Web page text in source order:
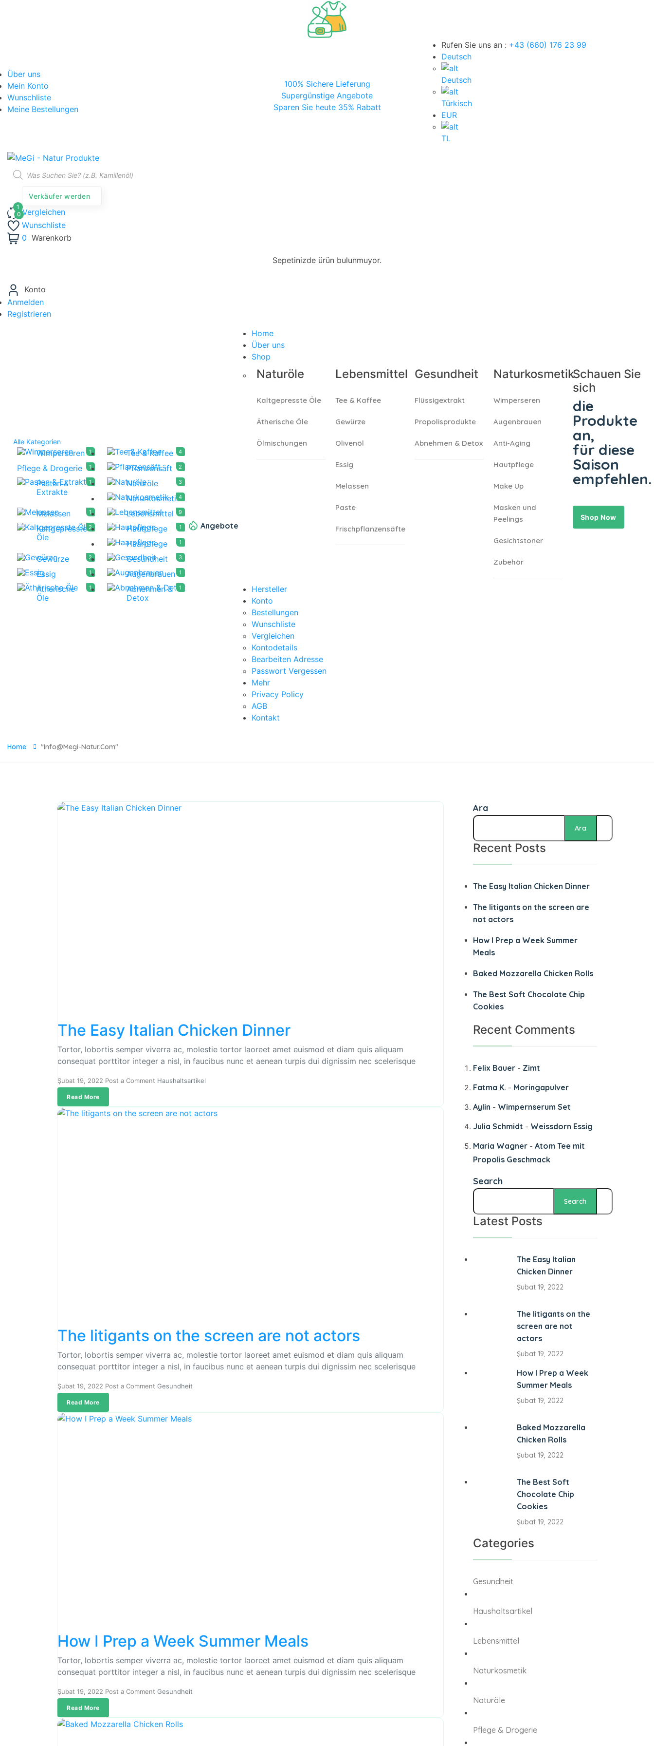
Über uns
Mein Konto
Wunschliste
Meine Bestellungen
100% Sichere Lieferung
Supergünstige Angebote
Sparen Sie heute 35% Rabatt
Rufen Sie uns an : +43 (660) 176 23 99
Deutsch
Deutsch
Türkisch
EUR
TL
Verkäufer werden
Vergleichen
Wunschliste
0 Warenkorb
Sepetinizde ürün bulunmuyor.
Konto
Anmelden
Registrieren
Alle Kategorien
Wimperseren 1 Tee & Kaffee 4
Pflege & Drogerie 1 Pflanzensäft 2
Pasten &
Extrakte
1 Naturöle 3
Naturkosmetik4
Melassen 1 Lebensmittel 9
Kaltgepresste
Öle
2 Hautpflege 1
Haarpflege 1
Gewürze 2 Gesundheit 3
Essig 1 Augenbrauen 1
Ätherische
Öle
1
Abnehmen &
Detox
1
Angebote
Home
Über uns
Shop
Naturöle
Kaltgepresste Öle
Ätherische Öle
Ölmischungen
Lebensmittel
Tee & Kaffee
Gewürze
Olivenöl
Essig
Melassen
Paste
Frischpflanzensäfte
Gesundheit
Flüssigextrakt
Propolisprodukte
Abnehmen & Detox
Naturkosmetik
Wimperseren
Augenbrauen
Anti-Aging
Hautpflege
Make Up
Masken und
Peelings
Gesichtstoner
Zubehör
Schauen Sie
sich
die
Produkte
an,
für diese
Saison
empfehlen.
Shop Now
Hersteller
Konto
Bestellungen
Wunschliste
Vergleichen
Kontodetails
Bearbeiten Adresse
Passwort Vergessen
Mehr
Privacy Policy
AGB
Kontakt
Home "info@megi-Natur.com"
The Easy Italian Chicken Dinner
Tortor, lobortis semper viverra ac, molestie tortor laoreet amet euismod et diam quis aliquam
consequat porttitor integer a nisl, in faucibus nunc et aenean turpis dui dignissim nec scelerisque
Şubat 19, 2022 Post a Comment Haushaltsartikel
Read More
The litigants on the screen are not actors
Tortor, lobortis semper viverra ac, molestie tortor laoreet amet euismod et diam quis aliquam
consequat porttitor integer a nisl, in faucibus nunc et aenean turpis dui dignissim nec scelerisque
Şubat 19, 2022 Post a Comment Gesundheit
Read More
How I Prep a Week Summer Meals
Tortor, lobortis semper viverra ac, molestie tortor laoreet amet euismod et diam quis aliquam
consequat porttitor integer a nisl, in faucibus nunc et aenean turpis dui dignissim nec scelerisque
Şubat 19, 2022 Post a Comment Gesundheit
Read More
Ara
Ara
Recent Posts
The Easy Italian Chicken Dinner
The litigants on the screen are
not actors
How I Prep a Week Summer
Meals
Baked Mozzarella Chicken Rolls
The Best Soft Chocolate Chip
Cookies
Recent Comments
Felix Bauer - Zimt
Fatma K. - Moringapulver
Aylin - Wimpernserum Set
Julia Schmidt - Weissdorn Essig
Maria Wagner - Atom Tee mit
Propolis Geschmack
Search
Search
Latest Posts
The Easy Italian
Chicken Dinner
Şubat 19, 2022
The litigants on the
screen are not
actors
Şubat 19, 2022
How I Prep a Week
Summer Meals
Şubat 19, 2022
Baked Mozzarella
Chicken Rolls
Şubat 19, 2022
The Best Soft
Chocolate Chip
Cookies
Şubat 19, 2022
Categories
Gesundheit
Haushaltsartikel
Lebensmittel
Naturkosmetik
Naturöle
Pflege & Drogerie